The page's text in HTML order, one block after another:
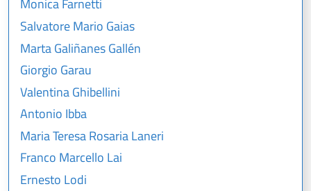
Monica Farnetti
Salvatore Mario Gaias
Marta Galiñanes Gallén
Giorgio Garau
Valentina Ghibellini
Antonio Ibba
Maria Teresa Rosaria Laneri
Franco Marcello Lai
Ernesto Lodi